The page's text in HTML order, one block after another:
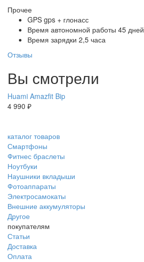
Прочее
GPS gps + глонасс
Время автономной работы 45 дней
Время зарядки 2,5 часа
Отзывы
Вы смотрели
Huami Amazfit Bip
4 990 ₽
каталог товаров
Смартфоны
Фитнес браслеты
Ноутбуки
Наушники вкладыши
Фотоаппараты
Электросамокаты
Внешние аккумуляторы
Другое
покупателям
Статьи
Доставка
Оплата